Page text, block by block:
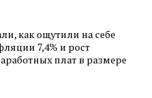
как ощутили на себе
7,4% и рост
плат в размере